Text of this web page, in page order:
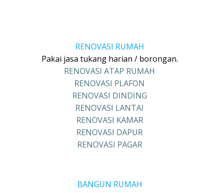
RENOVASI RUMAH
Pakai jasa tukang harian / borongan.
RENOVASI ATAP RUMAH
RENOVASI PLAFON
RENOVASI DINDING
RENOVASI LANTAI
RENOVASI KAMAR
RENOVASI DAPUR
RENOVASI PAGAR
BANGUN RUMAH